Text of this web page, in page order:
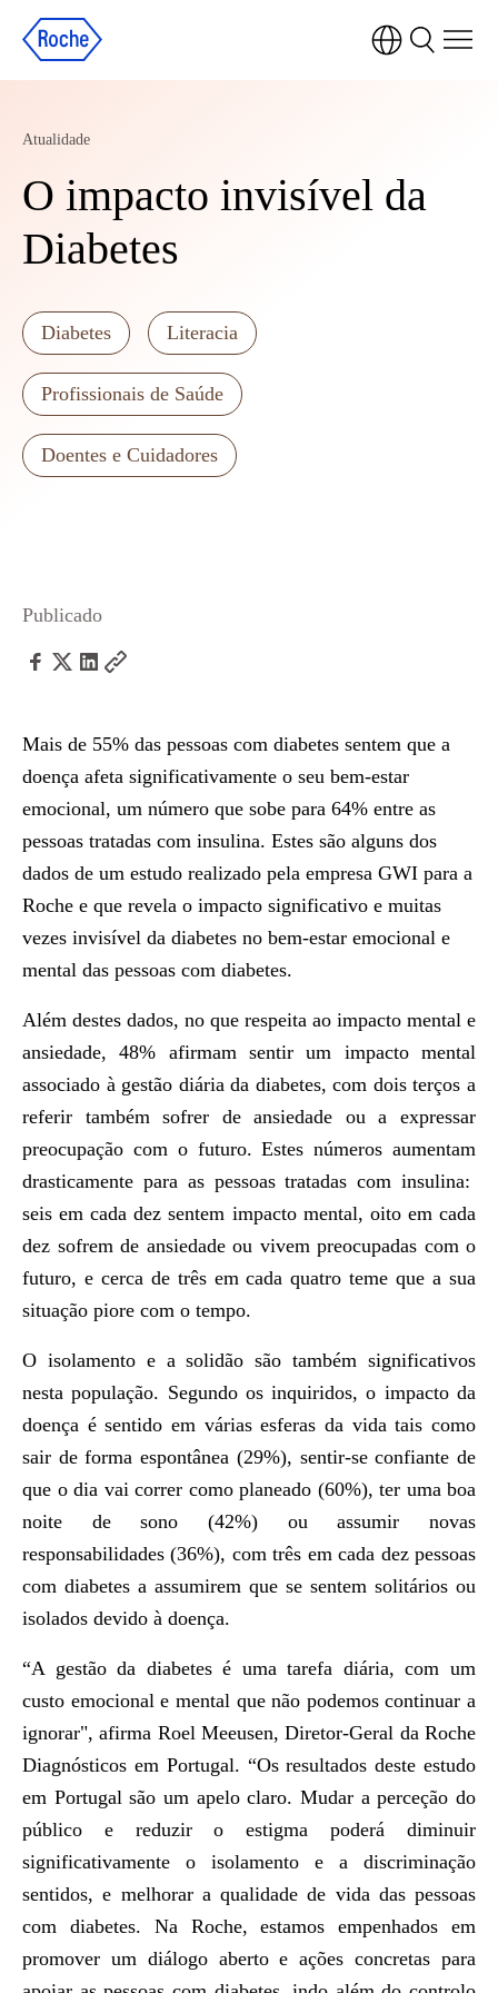
Atualidade
O impacto invisível da
Diabetes
Diabetes Literacia
Profissionais de Saúde
Doentes e Cuidadores
Publicado
Mais de 55% das pessoas com diabetes sentem que a
doença afeta significativamente o seu bem-estar
emocional, um número que sobe para 64% entre as
pessoas tratadas com insulina. Estes são alguns dos
dados de um estudo realizado pela empresa GWI para a
Roche e que revela o impacto significativo e muitas
vezes invisível da diabetes no bem-estar emocional e
mental das pessoas com diabetes.
Além destes dados, no que respeita ao impacto mental e
ansiedade, 48% afirmam sentir um impacto mental
associado à gestão diária da diabetes, com dois terços a
referir também sofrer de ansiedade ou a expressar
preocupação com o futuro. Estes números aumentam
drasticamente para as pessoas tratadas com insulina:
seis em cada dez sentem impacto mental, oito em cada
dez sofrem de ansiedade ou vivem preocupadas com o
futuro, e cerca de três em cada quatro teme que a sua
situação piore com o tempo.
O isolamento e a solidão são também significativos
nesta população. Segundo os inquiridos, o impacto da
doença é sentido em várias esferas da vida tais como
sair de forma espontânea (29%), sentir-se confiante de
que o dia vai correr como planeado (60%), ter uma boa
noite de sono (42%) ou assumir novas
responsabilidades (36%), com três em cada dez pessoas
com diabetes a assumirem que se sentem solitários ou
isolados devido à doença.
“A gestão da diabetes é uma tarefa diária, com um
custo emocional e mental que não podemos continuar a
ignorar", afirma Roel Meeusen, Diretor-Geral da Roche
Diagnósticos em Portugal. “Os resultados deste estudo
em Portugal são um apelo claro. Mudar a perceção do
público e reduzir o estigma poderá diminuir
significativamente o isolamento e a discriminação
sentidos, e melhorar a qualidade de vida das pessoas
com diabetes. Na Roche, estamos empenhados em
promover um diálogo aberto e ações concretas para